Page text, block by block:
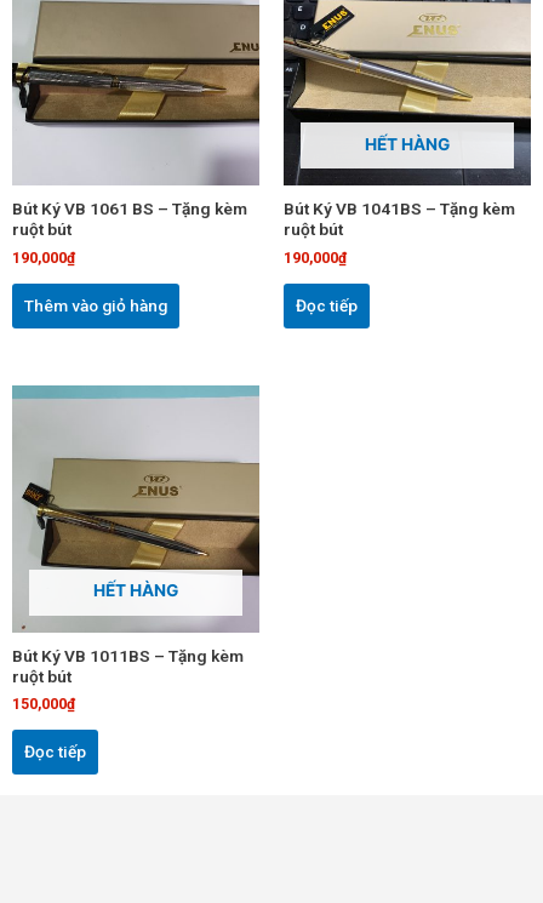
Bút Ký VB 1061 BS – Tặng kèm
ruột bút
190,000₫
Thêm vào giỏ hàng
HẾT HÀNG
Bút Ký VB 1041BS – Tặng kèm
ruột bút
190,000₫
Đọc tiếp
HẾT HÀNG
Bút Ký VB 1011BS – Tặng kèm
ruột bút
150,000₫
Đọc tiếp